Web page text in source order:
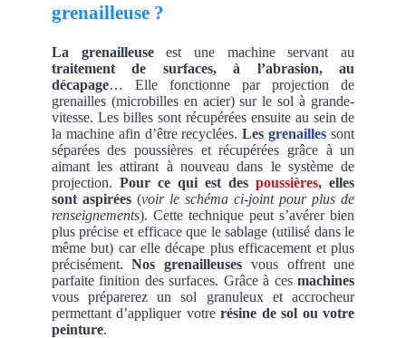
grenailleuse ?
La grenailleuseest une machine servant au
traitement de surfaces, à l’abrasion, au
décapage… Elle fonctionne par projection de
grenailles (microbilles en acier) sur le sol à grande-
vitesse. Les billes sont récupérées ensuite au sein de
la machine afin d’être recyclées.Lesgrenailles sont
séparées des poussières et récupérées grâce à un
aimant les attirant à nouveau dans le système de
projection. Pour ce qui est despoussières, elles
sont aspirées(voir le schéma ci-joint pour plus de
renseignements). Cette technique peut s’avérer bien
plus précise et efficace que le sablage (utilisé dans le
même but) car elle décape plus efficacement et plus
précisément.Nos grenailleuses vous offrent une
parfaite finition des surfaces. Grâce à cesmachines
vous préparerez un sol granuleux et accrocheur
permettant d’appliquer votrerésine de sol ou votre
peinture.